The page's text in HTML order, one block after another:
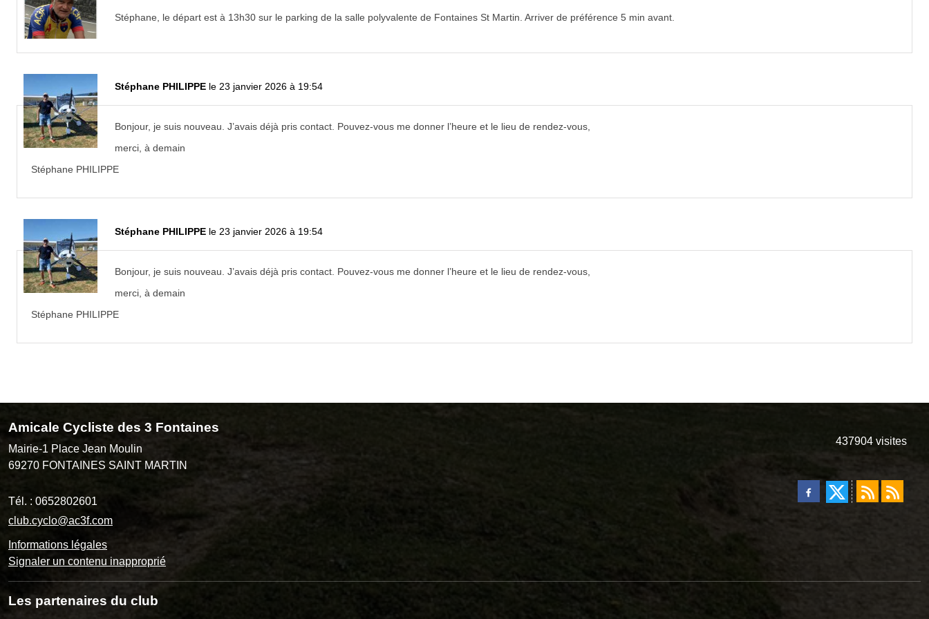
Stéphane, le départ est à 13h30 sur le parking de la salle polyvalente de Fontaines St Martin. Arriver de préférence 5 min avant.
Stéphane PHILIPPE le 23 janvier 2026 à 19:54
Bonjour, je suis nouveau. J’avais déjà pris contact. Pouvez-vous me donner l’heure et le lieu de rendez-vous,
merci, à demain
Stéphane PHILIPPE
Stéphane PHILIPPE le 23 janvier 2026 à 19:54
Bonjour, je suis nouveau. J’avais déjà pris contact. Pouvez-vous me donner l’heure et le lieu de rendez-vous,
merci, à demain
Stéphane PHILIPPE
Amicale Cycliste des 3 Fontaines
Mairie-1 Place Jean Moulin
69270 FONTAINES SAINT MARTIN
Tél. : 0652802601
club.cyclo@ac3f.com
Informations légales
Signaler un contenu inapproprié
437904 visites
Les partenaires du club